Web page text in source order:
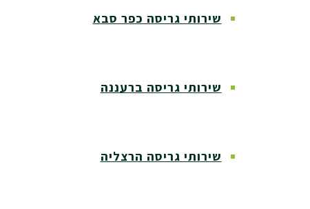
שירותי גריסה כפר סבא
שירותי גריסה ברעננה
שירותי גריסה הרצליה